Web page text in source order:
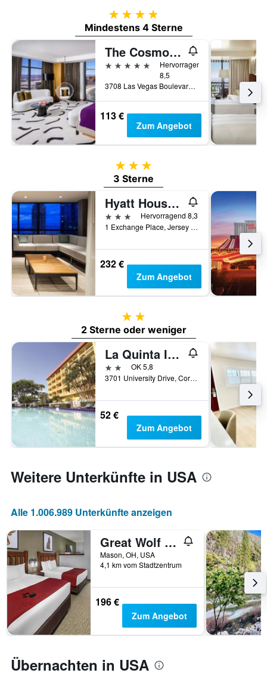
4 Sterne
Mindestens 4 Sterne
The Cosmopolitan of Las Vegas
5 Sterne
Hervorragend
8,5
3708 Las Vegas Boulevard South, Las Vegas, NV, USA
113 €
Zum Angebot
3 Sterne
3 Sterne
Hyatt House Jersey City
3 Sterne
Hervorragend 8,3
1 Exchange Place, Jersey City, NJ, USA
232 €
Zum Angebot
2 Sterne
2 Sterne oder weniger
La Quinta Inn & Suites by Wyndham Coral Springs Univ Dr
2 SterneOK 5,8
3701 University Drive, Coral Springs, FL, USA
52 €
Zum Angebot
Weitere Unterkünfte in USA
Alle 1.006.989 Unterkünfte anzeigen
Great Wolf Lodge Mason
Mason, OH, USA
4,1 km vom Stadtzentrum
196 €
Zum Angebot
Übernachten in USA